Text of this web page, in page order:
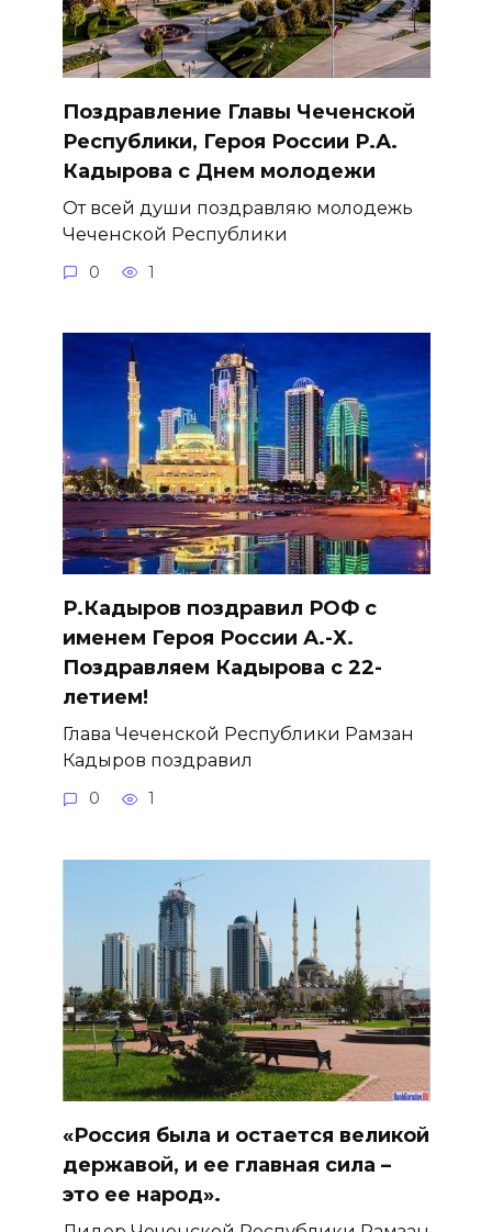
Поздравление Главы Чеченской
Республики, Героя России Р.А.
Кадырова с Днем молодежи
От всей души поздравляю молодежь
Чеченской Республики
0 1
Р.Кадыров поздравил РОФ с
именем Героя России А.-Х.
Поздравляем Кадырова с 22-
летием!
Глава Чеченской Республики Рамзан
Кадыров поздравил
0 1
«Россия была и остается великой
державой, и ее главная сила –
это ее народ».